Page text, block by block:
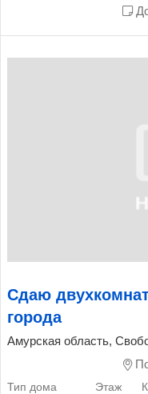
Сдаю
города
Амурская область,